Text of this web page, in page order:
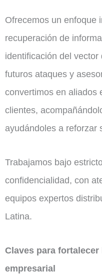
Ofrecemos un enfoque
recuperación de
identificación del
futuros ataques y
convertimos en aliados
clientes,
ayudándoles a reforzar
Trabajamos bajo
confidencialidad, con
equipos expertos
Latina.
Claves para
empresarial